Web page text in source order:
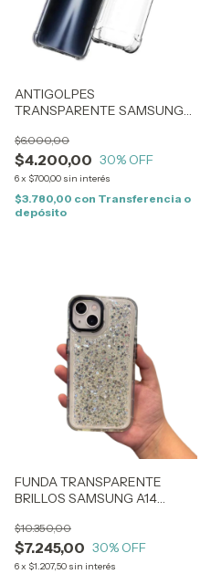
ANTIGOLPES
TRANSPARENTE SAMSUNG
$4.200,00
$6.000,00
30% OFF
6x $700,00 sin interés
$3.780,00 con Transferencia o
depósito
FUNDA TRANSPARENTE
BRILLOS SAMSUNG A14
$7.245,00
$10.350,00
30% OFF
6x $1.207,50 sin interés